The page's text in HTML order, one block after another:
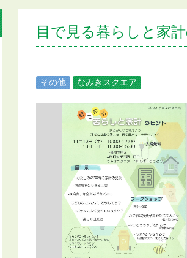
目で見る暮らしと家
その他
なみきスクエア